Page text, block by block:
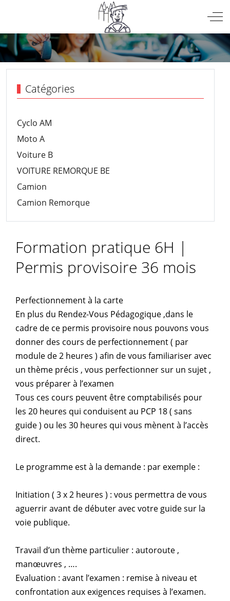
Catégories
Cyclo AM
Moto A
Voiture B
VOITURE REMORQUE BE
Camion
Camion Remorque
Formation pratique 6H |
Permis provisoire 36 mois
Perfectionnement à la carte
En plus du Rendez-Vous Pédagogique ,dans le
cadre de ce permis provisoire nous pouvons vous
donner des cours de perfectionnement ( par
module de 2 heures ) afin de vous familiariser avec
un thème précis , vous perfectionner sur un sujet ,
vous préparer à l’examen
Tous ces cours peuvent être comptabilisés pour
les 20 heures qui conduisent au PCP 18 ( sans
guide ) ou les 30 heures qui vous mènent à l’accès
direct.
Le programme est à la demande : par exemple :
Initiation ( 3 x 2 heures ) : vous permettra de vous
aguerrir avant de débuter avec votre guide sur la
voie publique.
Travail d’un thème particulier : autoroute ,
manœuvres , ….
Evaluation : avant l’examen : remise à niveau et
confrontation aux exigences requises à l’examen.